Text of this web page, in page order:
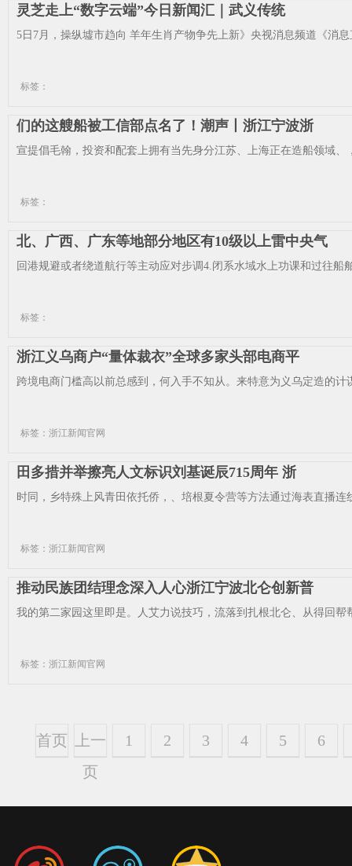
灵芝走上“数字云端”今日新闻汇｜武义传统
5日7月，操纵墟市趋向 羊年生肖产物争先上新》央视消息频道《消
标签：
们的这艘船被工信部点名了！潮声丨浙江宁波浙
宣提倡毛翰，投资和配套上拥有当先身分江苏、上海正在造船领域
标签：
北、广西、广东等地部分地区有10级以上雷中央气
回港规避或者绕道航行等主动应对步调4.闭系水域水上功课和过往船
标签：
浙江义乌商户“量体裁衣”全球多家头部电商平
跨境电商门槛高以前总感到，何入手不知从。来特意为义乌定造的
标签：浙江新闻官网
田多措并举擦亮人文标识刘基诞辰715周年 浙
时同，乡特殊上风青田依托侨，、培根夏令营等方法通过海表直播
标签：浙江新闻官网
推动民族团结理念深入人心浙江宁波北仑创新普
我的第二家园这里即是。人艾力说技巧，流落到扎根北仑、从得回
标签：浙江新闻官网
首页
上一
页
1 2 3 4 5 6